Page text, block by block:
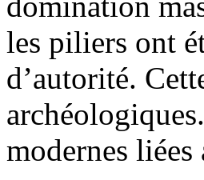
les piliers ont
d’autorité.
modernes